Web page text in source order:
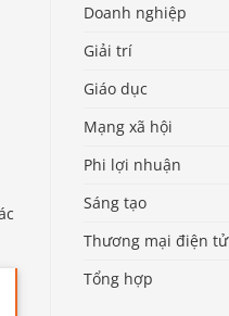
Doanh nghiệp
Giải trí
Giáo dục
Mạng xã hội
Phi lợi nhuận
Sáng tạo
Thương mại điện tử
Tổng hợp